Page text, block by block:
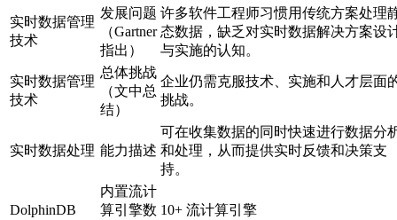
实时数据管理
技术
发展问题
（Gartner
指出）
许多软件工程师习惯用传统方案处理
态数据，缺乏对实时数据解决方案设
与实施的认知。
实时数据管理
技术
总体挑战
（文中总
结）
企业仍需克服技术、实施和人才层面
挑战。
实时数据处理 能力描述
可在收集数据的同时快速进行数据分
和处理，从而提供实时反馈和决策支
持。
DolphinDB
内置流计
算引擎数 10+ 流计算引擎